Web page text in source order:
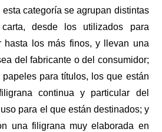
categoría se agrupan distintas
desde los utilizados para
hasta los más finos, y llevan una
del fabricante o del consumidor;
para títulos, los que están
continua y particular del
para el que están destinados; y
una filigrana muy elaborada en